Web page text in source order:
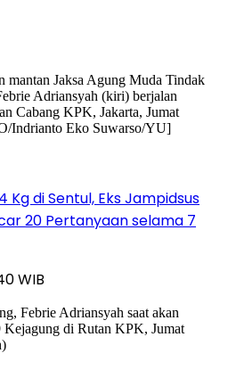
Kg di Sentul, Eks Jampidsus
20 Pertanyaan selama 7
WIB